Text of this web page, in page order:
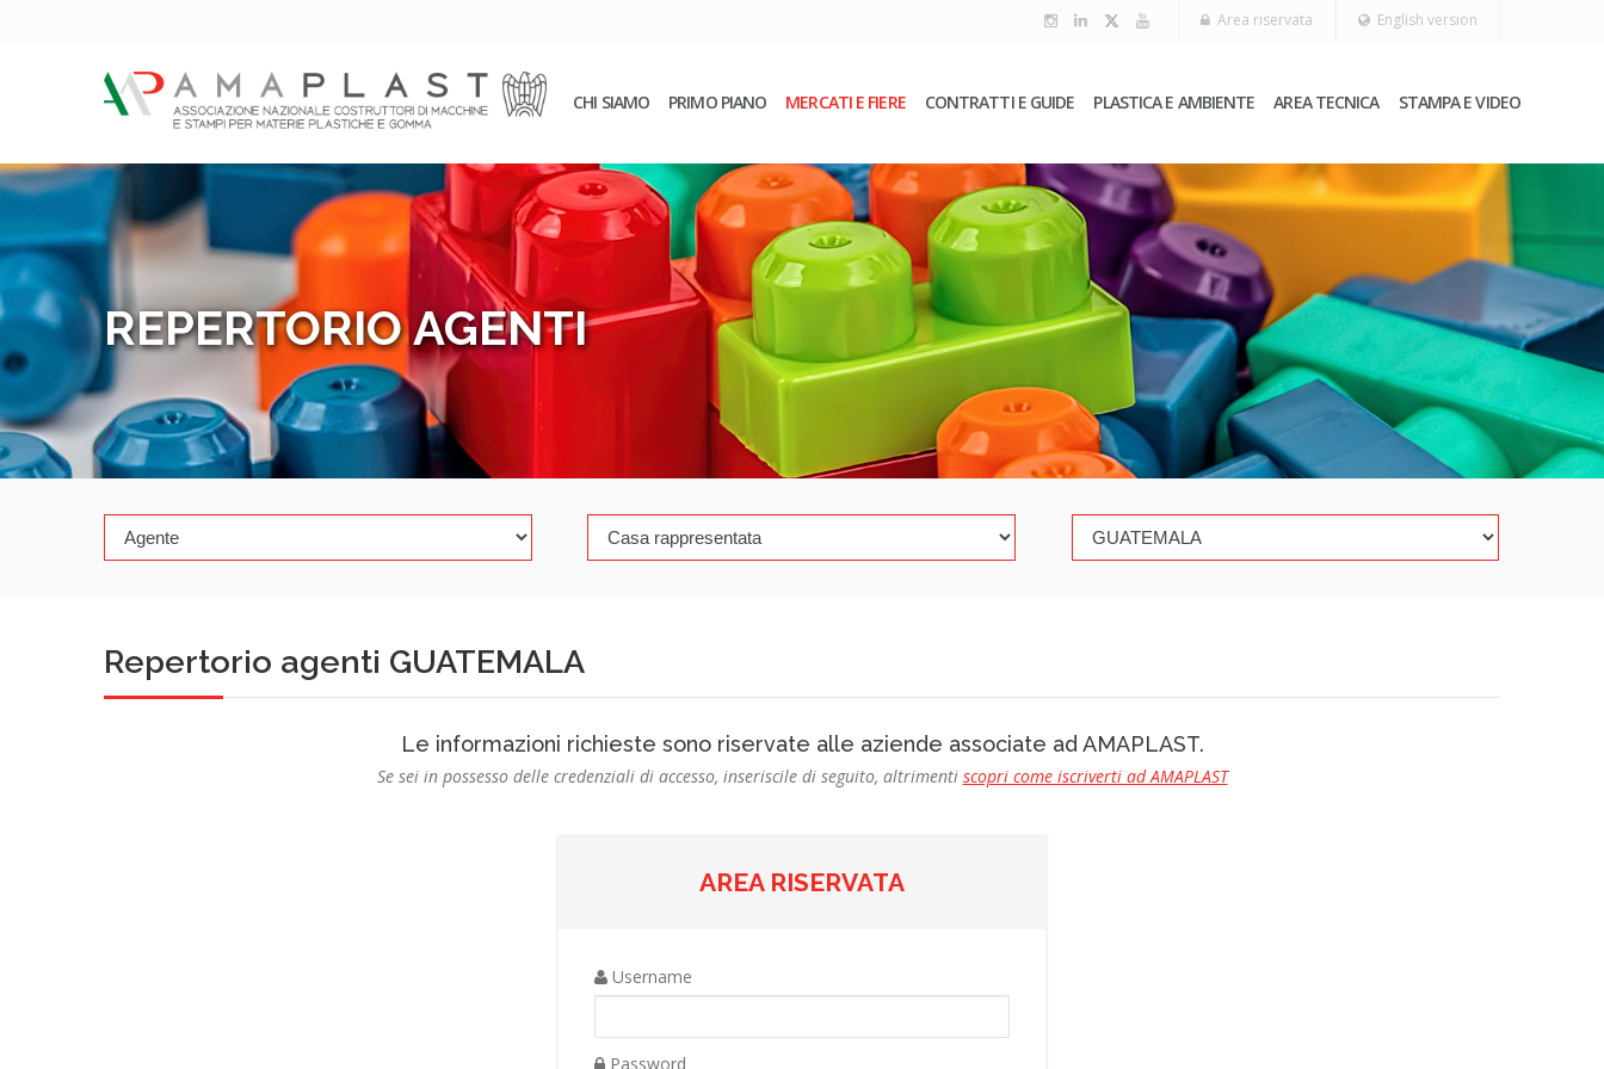
English version
Area riservata
CHI SIAMO PRIMO PIANO MERCATI E FIERE CONTRATTI E GUIDE PLASTICA E AMBIENTE AREA TECNICA STAMPA E VIDEO
REPERTORIO AGENTI
Repertorio agenti GUATEMALA
Le informazioni richieste sono riservate alle aziende associate ad AMAPLAST.
Se sei in possesso delle credenziali di accesso, inseriscile di seguito, altrimenti scopri come iscriverti ad AMAPLAST
AREA RISERVATA
Username
Password